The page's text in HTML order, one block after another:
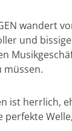
wandert
und
müssen.
ist herrlich,
perfekte